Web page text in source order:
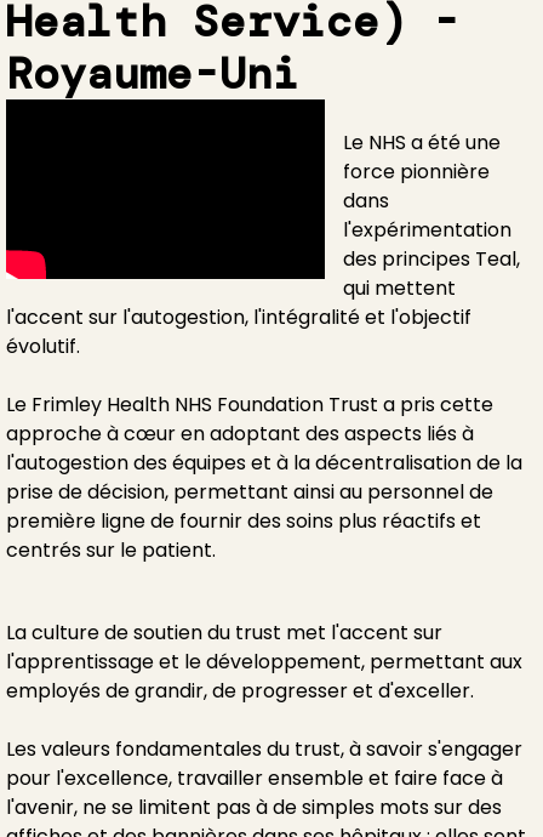
Health Service) -
Royaume-Uni
Le NHS a été une
force pionnière
dans
l'expérimentation
des principes Teal,
qui mettent
l'accent sur l'autogestion, l'intégralité et l'objectif
évolutif.
Le Frimley Health NHS Foundation Trust a pris cette
approche à cœur en adoptant des aspects liés à
l'autogestion des équipes et à la décentralisation de la
prise de décision, permettant ainsi au personnel de
première ligne de fournir des soins plus réactifs et
centrés sur le patient.
La culture de soutien du trust met l'accent sur
l'apprentissage et le développement, permettant aux
employés de grandir, de progresser et d'exceller.
Les valeurs fondamentales du trust, à savoir s'engager
pour l'excellence, travailler ensemble et faire face à
l'avenir, ne se limitent pas à de simples mots sur des